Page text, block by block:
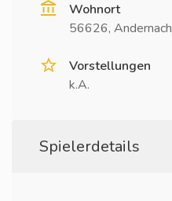
Wohnort
56626, Andernach
Vorstellungen
k.A.
Spielerdetails